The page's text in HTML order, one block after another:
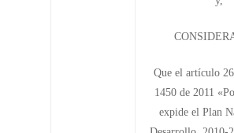
Que el artículo
1450 de 2011
expide el Plan